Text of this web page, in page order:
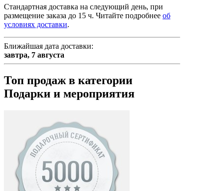
Стандартная доставка на следующий день, при
размещение заказа до 15 ч. Читайте подробнее об
условиях доставки.
Ближайшая дата доставки:
завтра, 7 августа
Топ продаж в категории
Подарки и мероприятия